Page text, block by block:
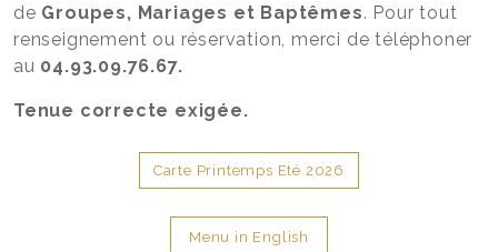
de Groupes, Mariages et Baptêmes. Pour tout
renseignement ou réservation, merci de téléphoner
au 04.93.09.76.67.
Tenue correcte exigée.
Carte Printemps Eté 2026
Menu in English